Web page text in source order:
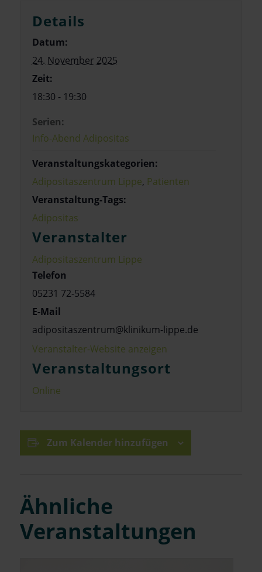
Details
Datum:
24. November 2025
Zeit:
18:30 - 19:30
Serien:
Info-Abend Adipositas
Veranstaltungskategorien:
Adipositaszentrum Lippe, Patienten
Veranstaltung-Tags:
Adipositas
Veranstalter
Adipositaszentrum Lippe
Telefon
05231 72-5584
E-Mail
adipositaszentrum@klinikum-lippe.de
Veranstalter-Website anzeigen
Veranstaltungsort
Online
Zum Kalender hinzufügen
Ähnliche
Veranstaltungen